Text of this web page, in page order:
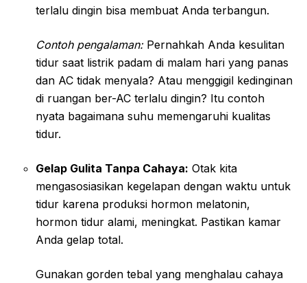
terlalu dingin bisa membuat Anda terbangun.
Contoh pengalaman:Pernahkah Anda kesulitan
tidur saat listrik padam di malam hari yang panas
dan AC tidak menyala? Atau menggigil kedinginan
di ruangan ber-AC terlalu dingin? Itu contoh
nyata bagaimana suhu memengaruhi kualitas
tidur.
Gelap Gulita Tanpa Cahaya: Otak kita
mengasosiasikan kegelapan dengan waktu untuk
tidur karena produksi hormon melatonin,
hormon tidur alami, meningkat. Pastikan kamar
Anda gelap total.
Gunakan gorden tebal yang menghalau cahaya